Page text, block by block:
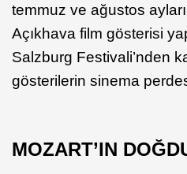
temmuz ve ağustos
Açıkhava film gösterisi
Salzburg Festivali’nden
gösterilerin sinema
MOZART’IN